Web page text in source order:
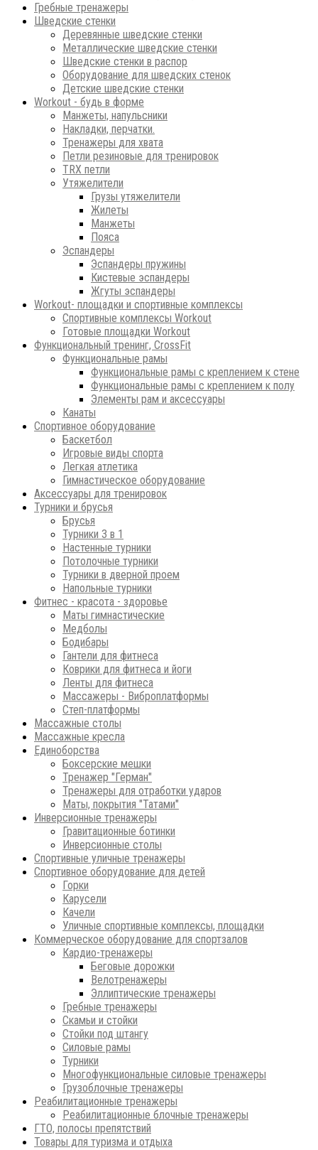
Гребные тренажеры
Шведские стенки
Деревянные шведские стенки
Металлические шведские стенки
Шведские стенки в распор
Оборудование для шведских стенок
Детские шведские стенки
Workout - будь в форме
Манжеты, напульсники
Накладки, перчатки.
Тренажеры для хвата
Петли резиновые для тренировок
ТRХ петли
Утяжелители
Грузы утяжелители
Жилеты
Манжеты
Пояса
Эспандеры
Эспандеры пружины
Кистевые эспандеры
Жгуты эспандеры
Workout- площадки и спортивные комплексы
Спортивные комплексы Workout
Готовые площадки Workout
Функциональный тренинг, CrossFit
Функциональные рамы
Функциональные рамы с креплением к стене
Функциональные рамы с креплением к полу
Элементы рам и аксессуары
Канаты
Спортивное оборудование
Баскетбол
Игровые виды спорта
Легкая атлетика
Гимнастическое оборудование
Аксессуары для тренировок
Турники и брусья
Брусья
Турники 3 в 1
Настенные турники
Потолочные турники
Турники в дверной проем
Напольные турники
Фитнес - красота - здоровье
Маты гимнастические
Медболы
Бодибары
Гантели для фитнеса
Коврики для фитнеса и йоги
Ленты для фитнеса
Массажеры - Виброплатформы
Степ-платформы
Массажные столы
Массажные кресла
Единоборства
Боксерские мешки
Тренажер "Герман"
Тренажеры для отработки ударов
Маты, покрытия "Татами"
Инверсионные тренажеры
Гравитационные ботинки
Инверсионные столы
Спортивные уличные тренажеры
Спортивное оборудование для детей
Горки
Карусели
Качели
Уличные спортивные комплексы, площадки
Коммерческое оборудование для спортзалов
Кардио-тренажеры
Беговые дорожки
Велотренажеры
Эллиптические тренажеры
Гребные тренажеры
Скамьи и стойки
Стойки под штангу
Силовые рамы
Турники
Многофункциональные силовые тренажеры
Грузоблочные тренажеры
Реабилитационные тренажеры
Реабилитационные блочные тренажеры
ГТО, полосы препятствий
Товары для туризма и отдыха